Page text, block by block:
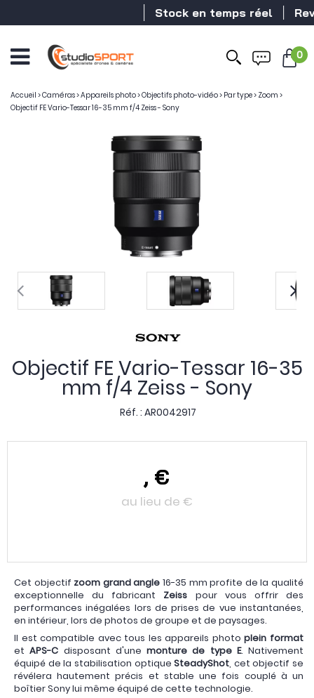
Stock en temps réel
0
Accueil >Caméras>Appareils photo>Objectifs photo-vidéo> Par type> Zoom >
Objectif FE Vario-Tessar 16-35 mm f/4 Zeiss - Sony
Objectif FE Vario-Tessar 16-35
mm f/4 Zeiss - Sony
Réf. : AR0042917
, €
au lieu de €
Cet objectif zoom grand angle 16-35 mm profite de la qualité
exceptionnelle du fabricant Zeiss pour vous offrir des
performances inégalées lors de prises de vue instantanées,
en intérieur, lors de photos de groupe et de paysages.
Il est compatible avec tous les appareils photoplein format
etAPS-C disposant d'une monture de type E. Nativement
équipé de la stabilisation optiqueSteadyShot , cet objectif se
révélera hautement précis et stable une fois couplé à un
boîtier Sony lui même équipé de cette technologie.